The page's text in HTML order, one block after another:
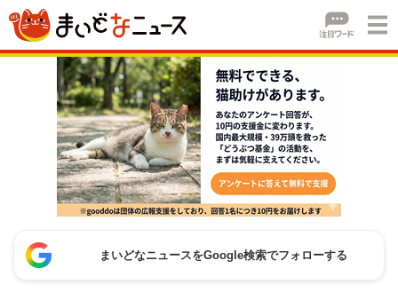
まいどなニュースをGoogle検索でフォローする